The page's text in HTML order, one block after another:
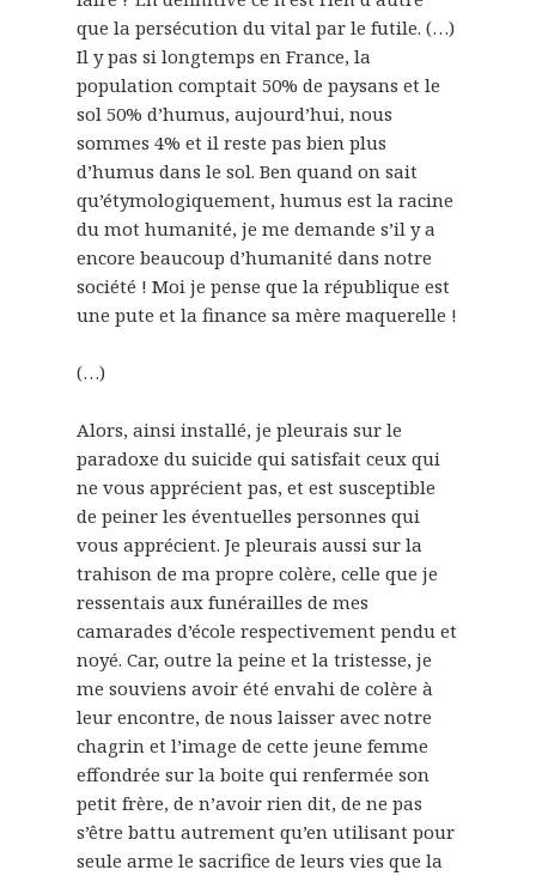
que la persécution du vital par le futile. (…)
Il y pas si longtemps en France, la
population comptait 50% de paysans et le
sol 50% d’humus, aujourd’hui, nous
sommes 4% et il reste pas bien plus
d’humus dans le sol. Ben quand on sait
qu’étymologiquement, humus est la racine
du mot humanité, je me demande s’il y a
encore beaucoup d’humanité dans notre
société ! Moi je pense que la république est
une pute et la finance sa mère maquerelle !
(…)
Alors, ainsi installé, je pleurais sur le
paradoxe du suicide qui satisfait ceux qui
ne vous apprécient pas, et est susceptible
de peiner les éventuelles personnes qui
vous apprécient. Je pleurais aussi sur la
trahison de ma propre colère, celle que je
ressentais aux funérailles de mes
camarades d’école respectivement pendu et
noyé. Car, outre la peine et la tristesse, je
me souviens avoir été envahi de colère à
leur encontre, de nous laisser avec notre
chagrin et l’image de cette jeune femme
effondrée sur la boite qui renfermée son
petit frère, de n’avoir rien dit, de ne pas
s’être battu autrement qu’en utilisant pour
seule arme le sacrifice de leurs vies que la